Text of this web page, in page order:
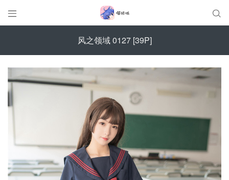
 
风之领域 0127 [39P]